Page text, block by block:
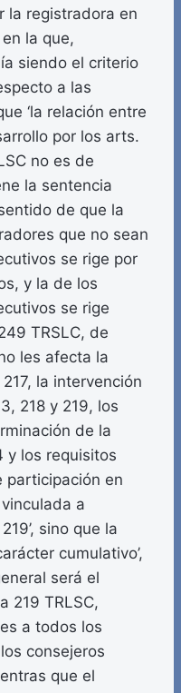
la registradora en
la que,
siendo el criterio
a las
‘la relación entre
por los arts.
no es de
la sentencia
de que la
que no sean
se rige por
y la de los
se rige
TRSLC, de
les afecta la
la intervención
218 y 219, los
de la
y los requisitos
participación en
a
sino que la
cumulativo’,
será el
219 TRLSC,
a todos los
consejeros
que el